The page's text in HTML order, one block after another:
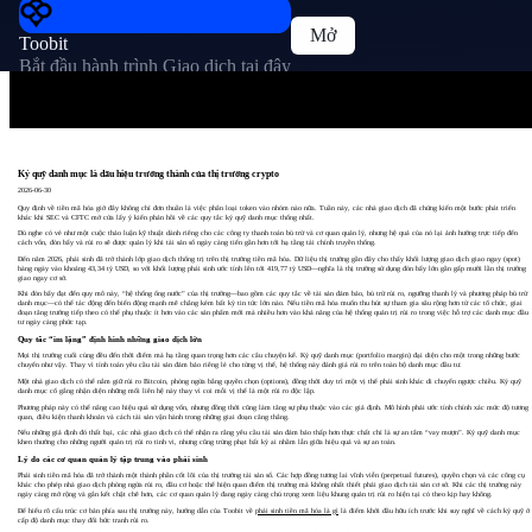
Toobit
Bắt đầu hành trình Giao dịch tại đây
Mở
Ký quỹ danh mục là dấu hiệu trưởng thành của thị trường crypto
2026-06-30
Quy định về tiền mã hóa giờ đây không chỉ đơn thuần là việc phân loại token vào nhóm nào nữa. Tuần này, các nhà giao dịch đã chứng kiến một bước phát triển
khác khi SEC và CFTC mở cửa lấy ý kiến phản hồi về các quy tắc ký quỹ danh mục thống nhất.
Dù nghe có vẻ như một cuộc thảo luận kỹ thuật dành riêng cho các công ty thanh toán bù trừ và cơ quan quản lý, nhưng hệ quả của nó lại ảnh hưởng trực tiếp đến
cách vốn, đòn bẩy và rủi ro sẽ được quản lý khi tài sản số ngày càng tiến gần hơn tới hạ tầng tài chính truyền thống.
Đến năm 2026, phái sinh đã trở thành lớp giao dịch thống trị trên thị trường tiền mã hóa. Dữ liệu thị trường gần đây cho thấy khối lượng giao dịch giao ngay (spot)
hàng ngày vào khoảng 43,34 tỷ USD, so với khối lượng phái sinh ước tính lên tới 419,77 tỷ USD—nghĩa là thị trường sử dụng đòn bẩy lớn gần gấp mười lần thị trường
giao ngay cơ sở.
Khi đòn bẩy đạt đến quy mô này, “hệ thống ống nước” của thị trường—bao gồm các quy tắc về tài sản đảm bảo, bù trừ rủi ro, ngưỡng thanh lý và phương pháp bù trừ
danh mục—có thể tác động đến biến động mạnh mẽ chẳng kém bất kỳ tin tức lớn nào. Nếu tiền mã hóa muốn thu hút sự tham gia sâu rộng hơn từ các tổ chức, giai
đoạn tăng trưởng tiếp theo có thể phụ thuộc ít hơn vào các sản phẩm mới mà nhiều hơn vào khả năng của hệ thống quản trị rủi ro trong việc hỗ trợ các danh mục đầu
tư ngày càng phức tạp.
Quy tắc “im lặng” định hình những giao dịch lớn
Mọi thị trường cuối cùng đều đến thời điểm mà hạ tầng quan trọng hơn các câu chuyện kể. Ký quỹ danh mục (portfolio margin) đại diện cho một trong những bước
chuyển như vậy. Thay vì tính toán yêu cầu tài sản đảm bảo riêng lẻ cho từng vị thế, hệ thống này đánh giá rủi ro trên toàn bộ danh mục đầu tư.
Một nhà giao dịch có thể nắm giữ rủi ro Bitcoin, phòng ngừa bằng quyền chọn (options), đồng thời duy trì một vị thế phái sinh khác di chuyển ngược chiều. Ký quỹ
danh mục cố gắng nhận diện những mối liên hệ này thay vì coi mỗi vị thế là một rủi ro độc lập.
Phương pháp này có thể nâng cao hiệu quả sử dụng vốn, nhưng đồng thời cũng làm tăng sự phụ thuộc vào các giả định. Mô hình phải ước tính chính xác mức độ tương
quan, điều kiện thanh khoản và cách tài sản vận hành trong những giai đoạn căng thẳng.
Nếu những giả định đó thất bại, các nhà giao dịch có thể nhận ra rằng yêu cầu tài sản đảm bảo thấp hơn thực chất chỉ là sự an tâm “vay mượn”. Ký quỹ danh mục
khen thưởng cho những người quản trị rủi ro tinh vi, nhưng cũng trừng phạt bất kỳ ai nhầm lẫn giữa hiệu quả và sự an toàn.
Lý do các cơ quan quản lý tập trung vào phái sinh
Phái sinh tiền mã hóa đã trở thành một thành phần cốt lõi của thị trường tài sản số. Các hợp đồng tương lai vĩnh viễn (perpetual futures), quyền chọn và các công cụ
khác cho phép nhà giao dịch phòng ngừa rủi ro, đầu cơ hoặc thể hiện quan điểm thị trường mà không nhất thiết phải giao dịch tài sản cơ sở. Khi các thị trường này
ngày càng mở rộng và gắn kết chặt chẽ hơn, các cơ quan quản lý đang ngày càng chú trọng xem liệu khung quản trị rủi ro hiện tại có theo kịp hay không.
Để hiểu rõ cấu trúc cơ bản phía sau thị trường này, hướng dẫn của Toobit về phái sinh tiền mã hóa là gì là điểm khởi đầu hữu ích trước khi suy nghĩ về cách ký quỹ ở
cấp độ danh mục thay đổi bức tranh rủi ro.